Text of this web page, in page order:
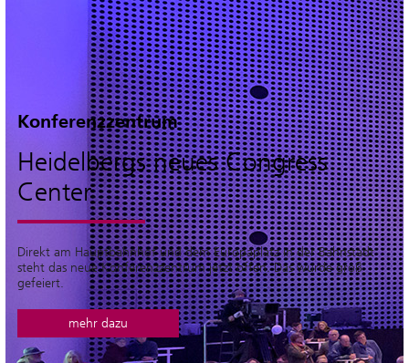
Konferenzzentrum
Heidelbergs neues Congress
Center
Direkt am Hauptbahnhof und dem Europaplatz in der Bahnstadt
steht das neue Konferenzzentrum jetzt offen. Das wurde groß
gefeiert.
mehr dazu